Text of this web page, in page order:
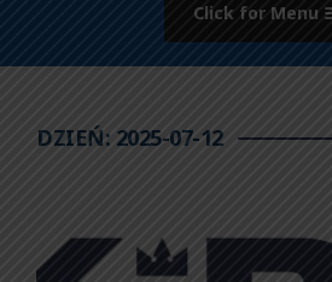
Click for Menu
DZIEŃ: 2025-07-12